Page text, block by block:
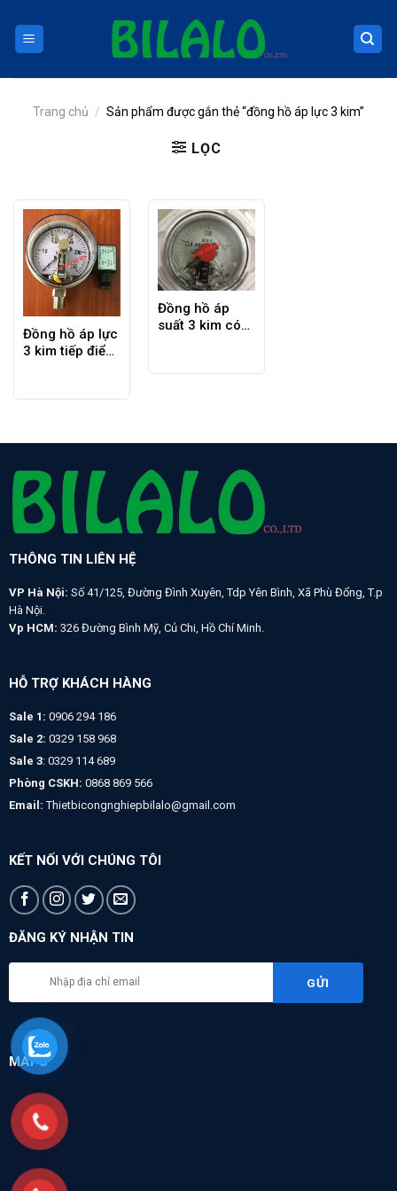
content
Trang chủ / Sản phẩm được gắn thẻ “đồng hồ áp lực 3 kim”
LỌC
Đồng hồ áp lực
3 kim tiếp điểm
Đồng hồ áp
suất 3 kim có
THÔNG TIN LIÊN HỆ
VP Hà Nội: Số 41/125, Đường Đình Xuyên, Tdp Yên Bình, Xã Phù Đổng, T.p
Hà Nội.
Vp HCM: 326 Đường Bình Mỹ, Củ Chi, Hồ Chí Minh.
HỖ TRỢ KHÁCH HÀNG
Sale 1: 0906 294 186
Sale 2: 0329 158 968
Sale 3: 0329 114 689
Phòng CSKH: 0868 869 566
Email: Thietbicongnghiepbilalo@gmail.com
KẾT NỐI VỚI CHÚNG TÔI
ĐĂNG KÝ NHẬN TIN
MAPS